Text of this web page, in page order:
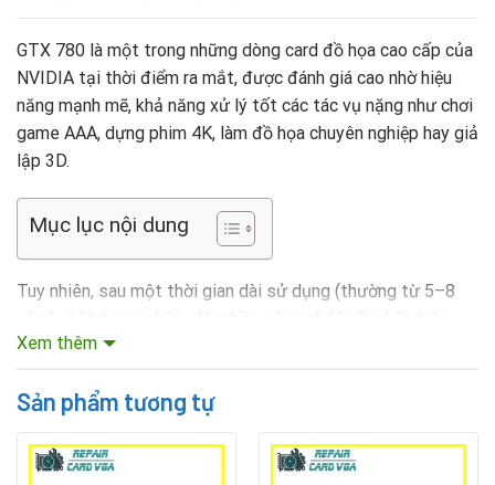
GTX 780 là một trong những dòng card đồ họa cao cấp của
NVIDIA tại thời điểm ra mắt, được đánh giá cao nhờ hiệu
năng mạnh mẽ, khả năng xử lý tốt các tác vụ nặng như chơi
game AAA, dựng phim 4K, làm đồ họa chuyên nghiệp hay giả
lập 3D.
Mục lục nội dung
Tuy nhiên, sau một thời gian dài sử dụng (thường từ 5–8
năm), một trong những lỗi phần cứng phổ biến nhất trên
dòng card này là lỗi bộ nhớ VRAM. Nguyên nhân chủ yếu đến
ảnh hưởng của nhiệt độ khiến chip VRAM xuống cấp hoặc
suy giảm rõ rệt, dẫn đến hiện tượng giật lag, hiển thị sai
Xem thêm
Sản phẩm tương tự